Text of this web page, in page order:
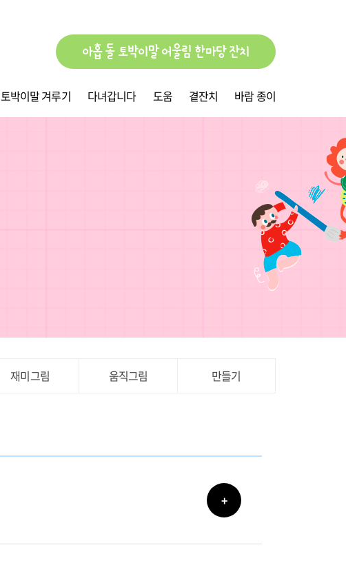
아홉 돌 토박이말 어울림 한마당 잔치
토박이말 겨루기 다녀갑니다 도움 곁잔치 바람 종이
재미그림 움직그림 만들기
+